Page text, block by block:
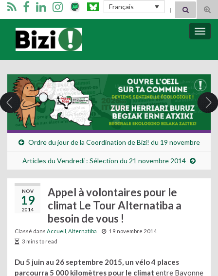
Français Search for:
Bizimugi
Ordre du jour de la Coordination de Bizi! du 19 novembre
Articles du Vendredi : Sélection du 21 novembre 2014
NOV
19
2014
Appel à volontaires pour le
climat Le Tour Alternatiba a
besoin de vous !
Classé dans Accueil Alternatiba
19 novembre 2014
3 mins to read
Du 5 juin au 26 septembre 2015, un vélo 4 places
parcourra 5 000 kilomètres pour le climat entre Bayonne